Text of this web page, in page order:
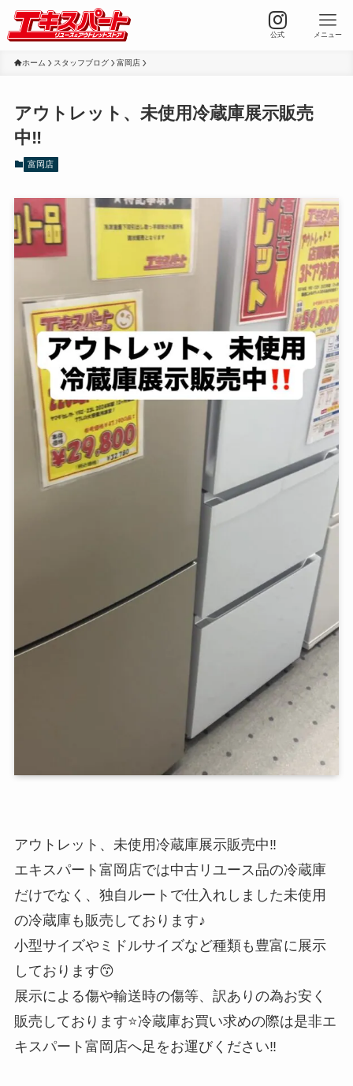
公式 メニュー
ホーム スタッフブログ 富岡店
アウトレット、未使用冷蔵庫展示販売
中‼️
富岡店
アウトレット、未使用冷蔵庫展示販売中‼️
エキスパート富岡店では中古リユース品の冷蔵庫
だけでなく、独自ルートで仕入れしました未使用
の冷蔵庫も販売しております♪
小型サイズやミドルサイズなど種類も豊富に展示
しております😙
展示による傷や輸送時の傷等、訳ありの為お安く
販売しております⭐️冷蔵庫お買い求めの際は是非エ
キスパート富岡店へ足をお運びください‼️